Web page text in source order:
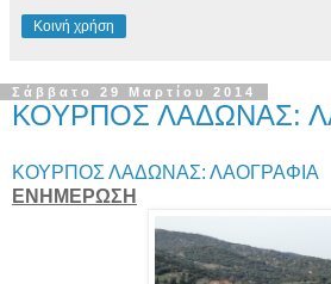
Κοινή χρήση
Σάββατο 29 Μαρτίου 2014
ΚΟΥΡΠΟΣ ΛΑΔΩΝΑΣ:
ΚΟΥΡΠΟΣ ΛΑΔΩΝΑΣ: ΛΑΟΓΡΑΦΙΑ
ΕΝΗΜΕΡΩΣΗ